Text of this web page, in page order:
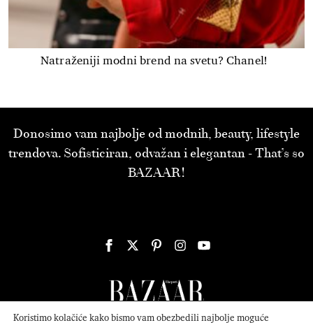
Natraženiji modni brend na svetu? Chanel!
Donosimo vam najbolje od modnih, beauty, lifestyle
trendova. Sofisticiran, odvažan i elegantan - That’s so
BAZAAR!
Koristimo kolačiće kako bismo vam obezbedili najbolje moguće